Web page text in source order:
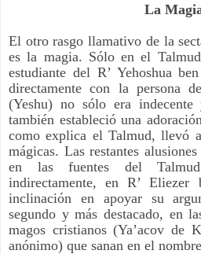
La
El otro rasgo llamativo de la
es la magia. Sólo en el
estudiante del R’ Yehoshua
directamente con la persona
(Yeshu) no sólo era
también estableció una
como explica el Talmud, llevó
mágicas. Las restantes
en las fuentes del Talmud
indirectamente, en R’ Eliezer
inclinación en apoyar su
segundo y más destacado, en
magos cristianos (Ya’acov de
anónimo) que sanan en el